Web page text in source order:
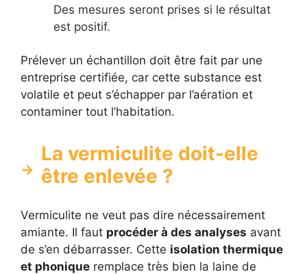
Des mesures seront prises si le résultat
est positif.
Prélever un échantillon doit être fait par une
entreprise certifiée, car cette substance est
volatile et peut s’échapper par l’aération et
contaminer tout l’habitation.
La vermiculite doit-elle
être enlevée ?
Vermiculite ne veut pas dire nécessairement
amiante. Il faut procéder à des analyses avant
de s’en débarrasser. Cette isolation thermique
et phonique remplace très bien la laine de